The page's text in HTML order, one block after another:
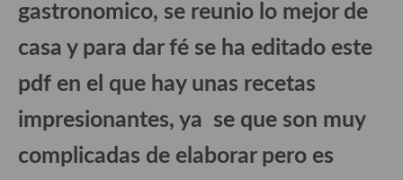
Las opiniones de la «Cocinera»
Prensa
Recetas
Acompañamientos
Airfryer recetas
gastronomico, se reunio lo mejor de
casa y para dar fé se ha editado este
pdf en el que hay unas recetas
impresionantes, ya se que son muy
complicadas de elaborar pero es